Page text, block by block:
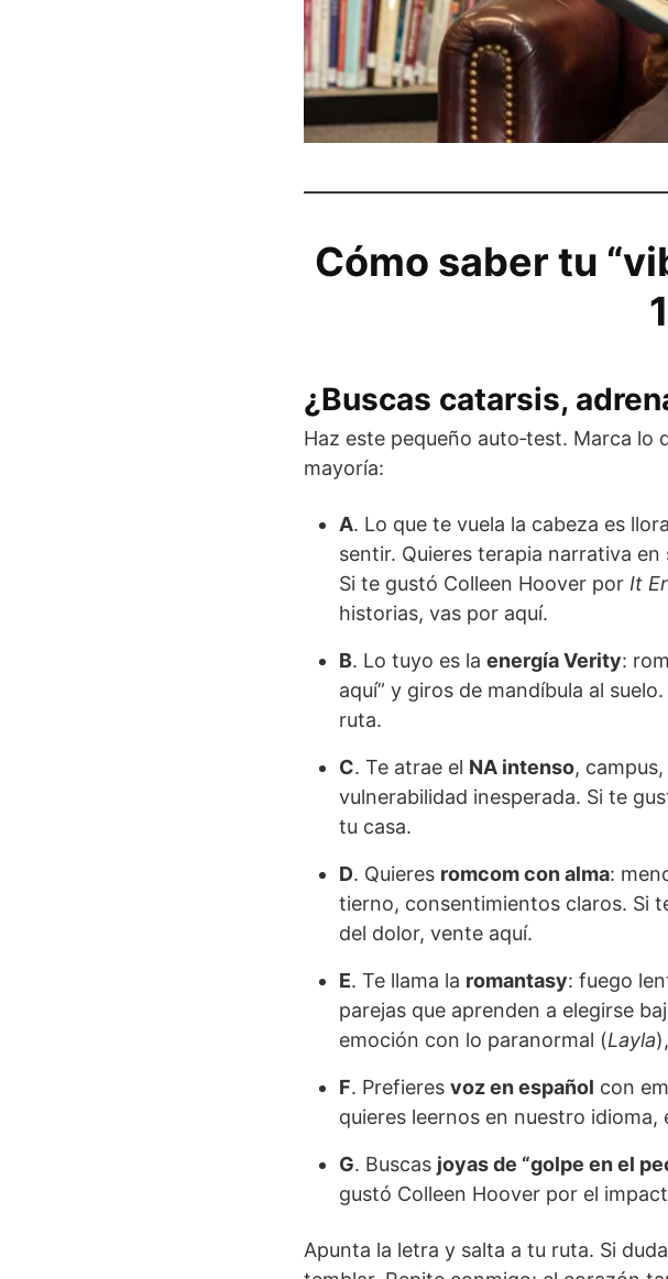
Cómo saber tu
¿Buscas catarsis,
Haz este pequeño auto‑test. Marca lo
mayoría:
A. Lo que te vuela la cabeza es
sentir. Quieres terapia narrativa
Si te gustó Colleen Hoover por It
historias, vas por aquí.
B. Lo tuyo es la energía Verity:
aquí” y giros de mandíbula al
ruta.
C. Te atrae el NA intenso,
vulnerabilidad inesperada. Si te
tu casa.
D. Quieres romcom con alma:
tierno, consentimientos claros. Si
del dolor, vente aquí.
E. Te llama la romantasy: fuego
parejas que aprenden a elegirse
emoción con lo paranormal (Layla
F. Prefieres voz en español con
quieres leernos en nuestro idioma,
G. Buscas joyas de “golpe en el
gustó Colleen Hoover por el
Apunta la letra y salta a tu ruta. Si